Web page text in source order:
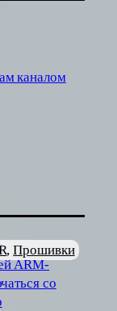
каналом
, Прошивки